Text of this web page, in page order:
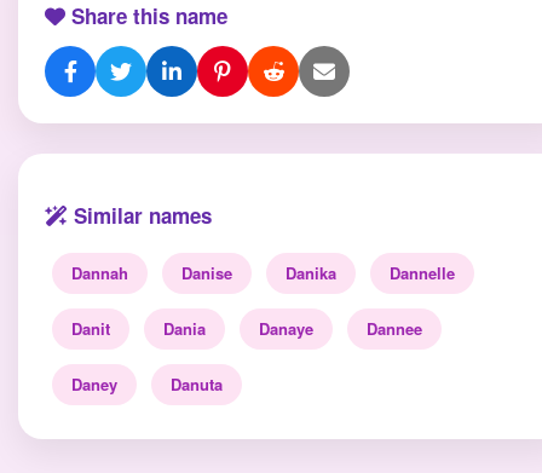
Share this name
Similar names
Dannah Danise Danika Dannelle
Danit Dania Danaye Dannee
Daney Danuta